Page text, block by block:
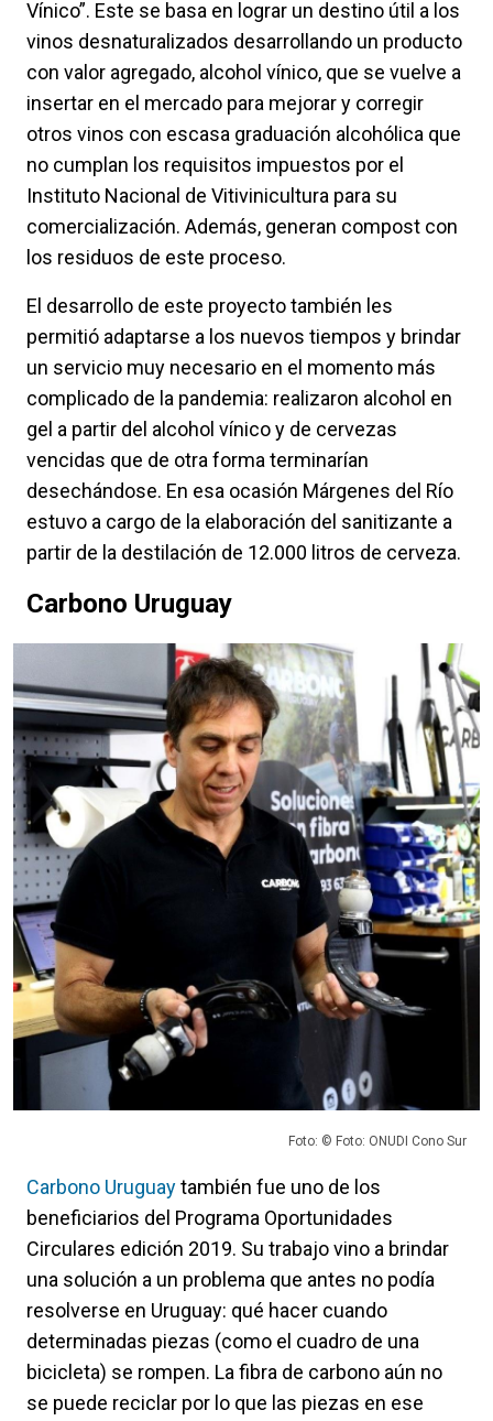
Vínico”. Este se basa en lograr un destino útil a los
vinos desnaturalizados desarrollando un producto
con valor agregado, alcohol vínico, que se vuelve a
insertar en el mercado para mejorar y corregir
otros vinos con escasa graduación alcohólica que
no cumplan los requisitos impuestos por el
Instituto Nacional de Vitivinicultura para su
comercialización. Además, generan compost con
los residuos de este proceso.
El desarrollo de este proyecto también les
permitió adaptarse a los nuevos tiempos y brindar
un servicio muy necesario en el momento más
complicado de la pandemia: realizaron alcohol en
gel a partir del alcohol vínico y de cervezas
vencidas que de otra forma terminarían
desechándose. En esa ocasión Márgenes del Río
estuvo a cargo de la elaboración del sanitizante a
partir de la destilación de 12.000 litros de cerveza.
Carbono Uruguay
Foto: © Foto: ONUDI Cono Sur
Carbono Uruguaytambién fue uno de los
beneficiarios del Programa Oportunidades
Circulares edición 2019. Su trabajo vino a brindar
una solución a un problema que antes no podía
resolverse en Uruguay: qué hacer cuando
determinadas piezas (como el cuadro de una
bicicleta) se rompen. La fibra de carbono aún no
se puede reciclar por lo que las piezas en ese